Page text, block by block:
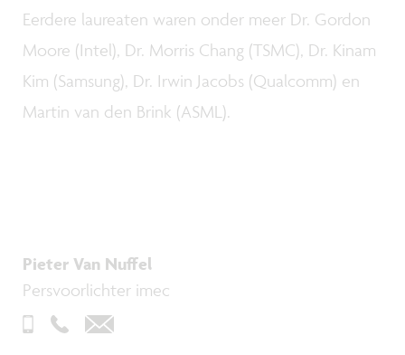
Eerdere laureaten waren onder meer Dr. Gordon
Moore (Intel), Dr. Morris Chang (TSMC), Dr. Kinam
Kim (Samsung), Dr. Irwin Jacobs (Qualcomm) en
Martin van den Brink (ASML).
Pieter Van Nuffel
Persvoorlichter imec